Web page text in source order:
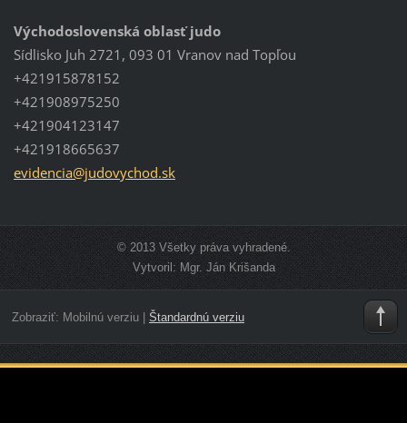
Východoslovenská oblasť judo
Sídlisko Juh 2721, 093 01 Vranov nad Topľou
+421915878152
+421908975250
+421904123147
+421918665637
evidencia@judovychod.sk
© 2013 Všetky práva vyhradené.
Vytvoril: Mgr. Ján Krišanda
Zobraziť: Mobilnú verziu| Štandardnú verziu